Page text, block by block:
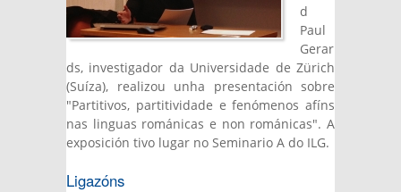
d
Paul
Gerar
ds, investigador da Universidade de Zürich
(Suíza), realizou unha presentación sobre
"Partitivos, partitividade e fenómenos afíns
nas linguas románicas e non románicas". A
exposición tivo lugar no Seminario A do ILG.
Ligazóns